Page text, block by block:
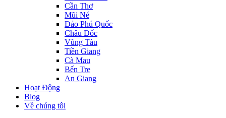
Cần Thơ
Mũi Né
Đảo Phú Quốc
Châu Đốc
Vũng Tàu
Tiền Giang
Cà Mau
Bến Tre
An Giang
Hoạt Động
Blog
Về chúng tôi